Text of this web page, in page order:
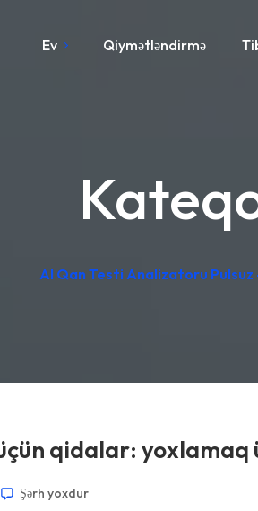
Ev Qiymətləndirmə
AI Qan Testi Analizatoru
qidalar:
Şərh yoxdur